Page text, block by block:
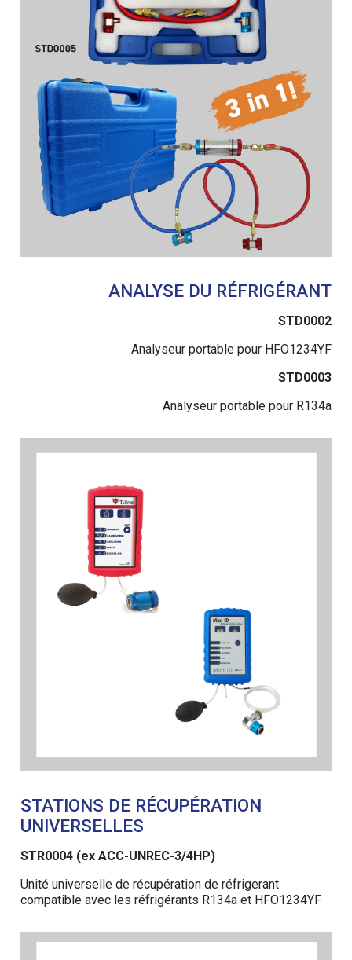
ANALYSE DU RÉFRIGÉRANT
STD0002
Analyseur portable pour HFO1234YF
STD0003
Analyseur portable pour R134a
STATIONS DE RÉCUPÉRATION
UNIVERSELLES
STR0004 (ex ACC-UNREC-3/4HP)
Unité universelle de récupération de réfrigerant
compatible avec les réfrigérants R134a et HFO1234YF